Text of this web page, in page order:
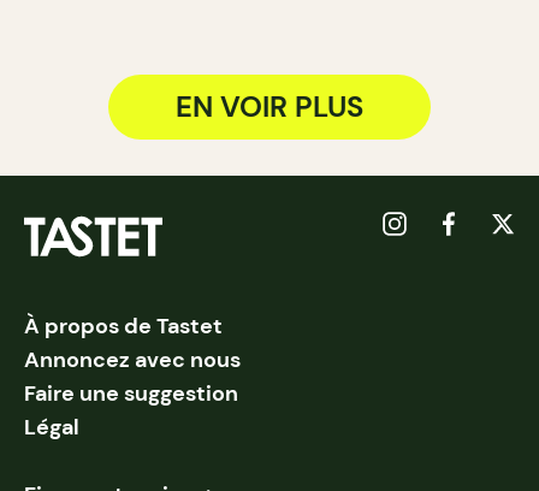
EN VOIR PLUS
À propos de Tastet
Annoncez avec nous
Faire une suggestion
Légal